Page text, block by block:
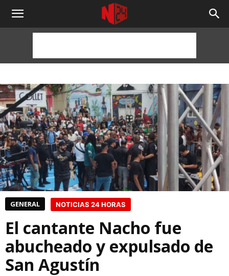
NOTICIAS
HORAS
GENERAL NOTICIAS 24 HORAS
El cantante Nacho fue
abucheado y expulsado de
San Agustín